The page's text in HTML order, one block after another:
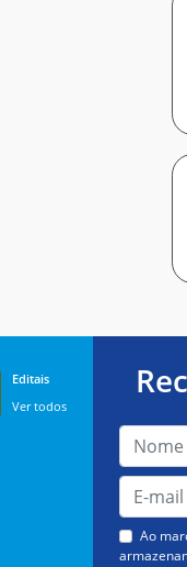
Editais
Ver todos
Ao